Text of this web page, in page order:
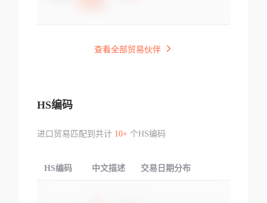
查看全部贸易伙伴
HS编码
进口贸易匹配到共计 10+个HS编码
HS编码 中文描述 交易日期分布